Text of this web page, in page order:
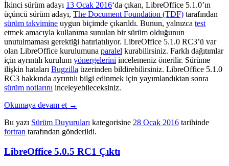
İkinci sürüm adayı 13 Ocak 2016‘da çıkan, LibreOffice 5.1.0’ın
üçüncü sürüm adayı, The Document Foundation (TDF) tarafından
sürüm takvimine uygun biçimde çıkarıldı. Bunun, yalnızca test
etmek amacıyla kullanıma sunulan bir sürüm olduğunun
unutulmaması gerektiği hatırlatılıyor. LibreOffice 5.1.0 RC3’ü var
olan LibreOffice kurulumuna paralel kurabilirsiniz. Farklı dağıtımlar
için ayrıntılı kurulum yönergelerini incelemeniz önerilir. Sürüme
ilişkin hataları Bugzilla üzerinden bildirebilirsiniz. LibreOffice 5.1.0
RC3 hakkında ayrıntılı bilgi edinmek için yayımlandıktan sonra
sürüm notlarını inceleyebileceksiniz.
Okumaya devam et →
Bu yazı Sürüm Duyuruları kategorisine 28 Ocak 2016 tarihinde
fortran tarafından gönderildi.
LibreOffice 5.0.5 RC1 Çıktı